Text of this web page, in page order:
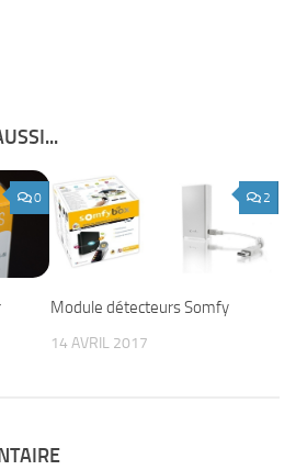
0 2
Module détecteurs Somfy
14 AVRIL 2017